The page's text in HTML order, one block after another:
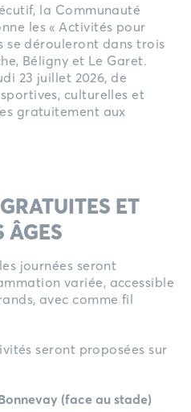
la Communauté
les « Activités pour
se dérouleront dans trois
Béligny et Le Garet.
23 juillet 2026, de
culturelles et
gratuitement aux
ET
ÂGES
journées seront
variée, accessible
avec comme fil
seront proposées sur
(face au stade)